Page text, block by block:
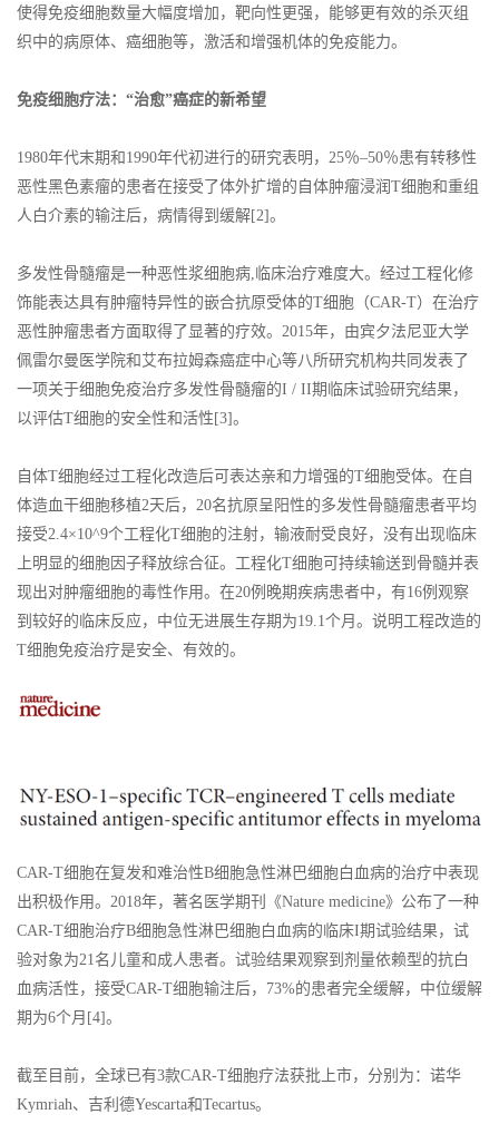
使得免疫细胞数量大幅度增加，靶向性更强，能够更有效的杀灭组
织中的病原体、癌细胞等，激活和增强机体的免疫能力。
免疫细胞疗法：“治愈”癌症的新希望
1980年代末期和1990年代初进行的研究表明，25％–50％患有转移性
恶性黑色素瘤的患者在接受了体外扩增的自体肿瘤浸润T细胞和重组
人白介素的输注后，病情得到缓解[2]。
多发性骨髓瘤是一种恶性浆细胞病,临床治疗难度大。经过工程化修
饰能表达具有肿瘤特异性的嵌合抗原受体的T细胞（CAR-T）在治疗
恶性肿瘤患者方面取得了显著的疗效。2015年，由宾夕法尼亚大学
佩雷尔曼医学院和艾布拉姆森癌症中心等八所研究机构共同发表了
一项关于细胞免疫治疗多发性骨髓瘤的I / II期临床试验研究结果，
以评估T细胞的安全性和活性[3]。
自体T细胞经过工程化改造后可表达亲和力增强的T细胞受体。在自
体造血干细胞移植2天后，20名抗原呈阳性的多发性骨髓瘤患者平均
接受2.4×10^9个工程化T细胞的注射，输液耐受良好，没有出现临床
上明显的细胞因子释放综合征。工程化T细胞可持续输送到骨髓并表
现出对肿瘤细胞的毒性作用。在20例晚期疾病患者中，有16例观察
到较好的临床反应，中位无进展生存期为19.1个月。说明工程改造的
T细胞免疫治疗是安全、有效的。
CAR-T细胞在复发和难治性B细胞急性淋巴细胞白血病的治疗中表现
出积极作用。2018年，著名医学期刊《Nature medicine》公布了一种
CAR-T细胞治疗B细胞急性淋巴细胞白血病的临床I期试验结果，试
验对象为21名儿童和成人患者。试验结果观察到剂量依赖型的抗白
血病活性，接受CAR-T细胞输注后，73%的患者完全缓解，中位缓解
期为6个月[4]。
截至目前，全球已有3款CAR-T细胞疗法获批上市，分别为：诺华
Kymriah、吉利德Yescarta和Tecartus。